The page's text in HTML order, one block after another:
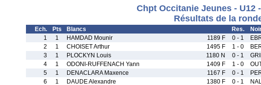
Chpt Occitanie Jeunes - U12
Résultats de la
Ech. Pts Blancs Res.
1
1 HAMDAD Mounir 1189 F 0 - 1
2
1 CHOISET Arthur 1495 F 1 - 0
3
1 PLOCKYN Louis 1180 N 0 - 1
4
1 ODONI-RUFFENACH Yann 1409 F 1 - 0
5
1 DENACLARA Maxence 1167 F 0 - 1
6
1 DAUDE Alexandre 1380 F 0 - 1